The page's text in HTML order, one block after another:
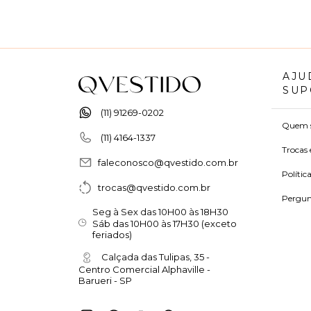
(11) 91269-0202
(11) 4164-1337
faleconosco@qvestido.com.br
trocas@qvestido.com.br
Seg à Sex das 10H00 às 18H30
Sáb das 10H00 às 17H30 (exceto
feriados)
Calçada das Tulipas, 35 -
Centro Comercial Alphaville -
Barueri - SP
Quem
Trocas